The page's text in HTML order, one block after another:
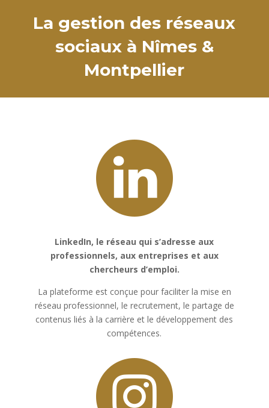
La gestion des réseaux
sociaux à Nîmes &
Montpellier
LinkedIn, le réseau qui s’adresse aux
professionnels, aux entreprises et aux
chercheurs d’emploi.
La plateforme est conçue pour faciliter la mise en
réseau professionnel, le recrutement, le partage de
contenus liés à la carrière et le développement des
compétences.